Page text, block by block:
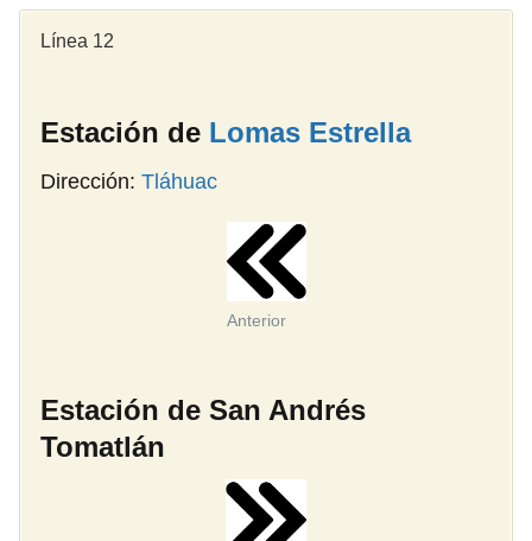
Línea 12
Estación de Lomas Estrella
Dirección: Tláhuac
Anterior
Estación de San Andrés
Tomatlán